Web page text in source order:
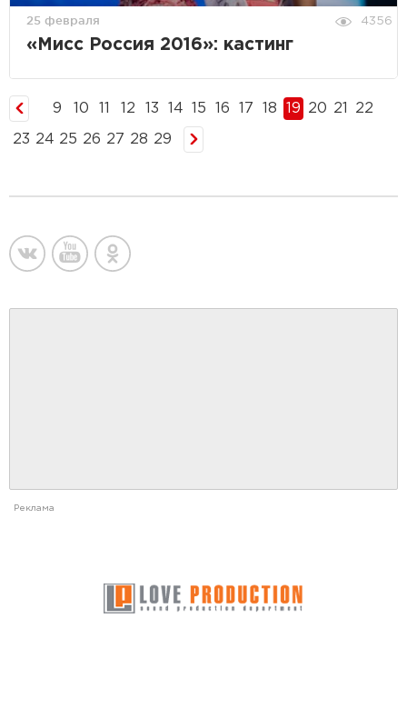
25 февраля 4356
«Мисс Россия 2016»: кастинг
9 10 12 13 14 15 16 17 18 19 20 21 22
23 24 25 26 27 28 29
Реклама